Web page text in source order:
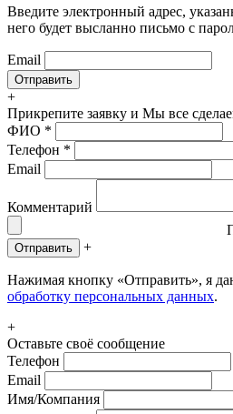
Введите электронный адрес,
него будет высланно письмо с
Email
+
Прикрепите заявку и Мы все
ФИО *
Телефон *
Email
Комментарий
Отправить +
Нажимая кнопку «Отправить», я
обработку персональных данных.
+
Оставьте своё сообщение
Телефон
Email
Имя/Компания